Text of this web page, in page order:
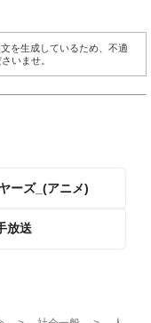
を生成しているため、不適
いませ。
ーズ_(アニメ)
放送